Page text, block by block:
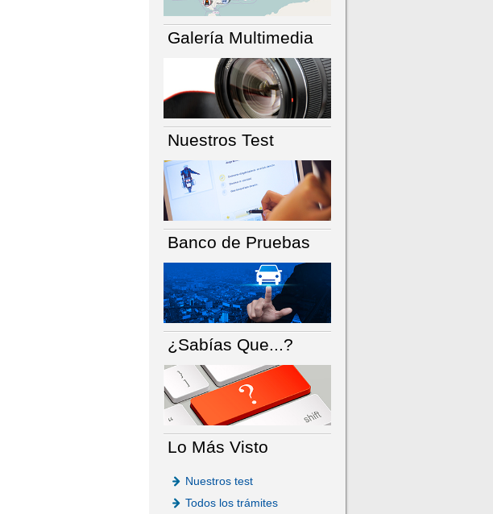
Galería Multimedia
Nuestros Test
Banco de Pruebas
¿Sabías Que...?
Lo Más Visto
Nuestros test
Todos los trámites